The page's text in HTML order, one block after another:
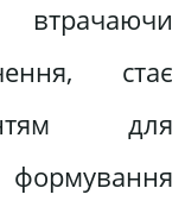
втрачаючи
стає
для